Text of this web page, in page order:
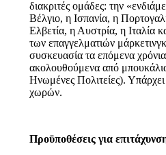
διακριτές ομάδες: την
Βέλγιο, η Ισπανία, η
Ελβετία, η Αυστρία, η Ιταλία
των επαγγελματιών
συσκευασία τα επόμενα
ακολουθούμενα από
Ηνωμένες Πολιτείες).
χωρών.
Προϋποθέσεις για